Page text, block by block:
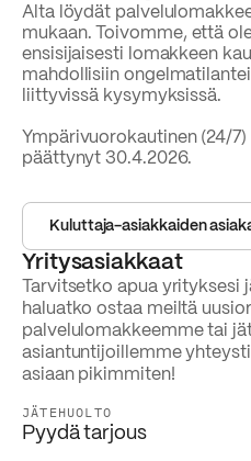
Alta löydät
mukaan. Toivomme, että
ensisijaisesti lomakkeen
mahdollisiin
liittyvissä kysymyksissä.
Ympärivuorokautinen (24/
päättynyt 30.4.2026.
Kuluttaja-asiakkaiden
Yritysasiakkaat
Tarvitsetko apua yrityksesi
haluatko ostaa meiltä
palvelulomakkeemme tai
asiantuntijoillemme
asiaan pikimmiten!
JÄTEHUOLTO
Pyydä tarjous